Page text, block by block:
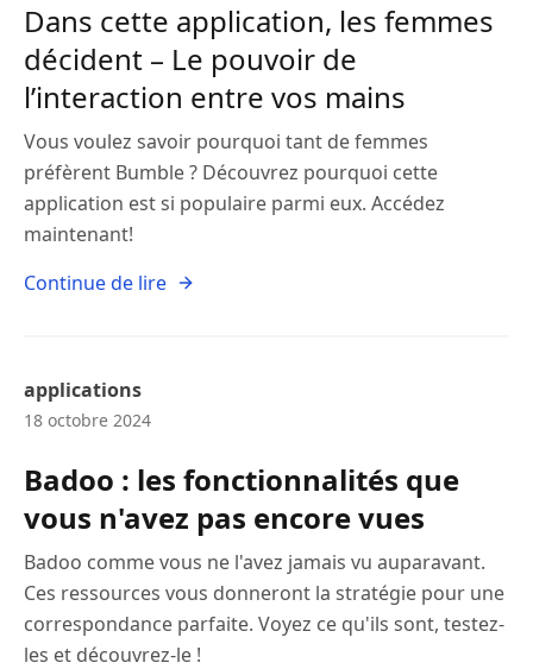
Dans cette application, les femmes
décident – Le pouvoir de
l’interaction entre vos mains
Vous voulez savoir pourquoi tant de femmes
préfèrent Bumble ? Découvrez pourquoi cette
application est si populaire parmi eux. Accédez
maintenant!
Continue de lire
applications
18 octobre 2024
Badoo : les fonctionnalités que
vous n'avez pas encore vues
Badoo comme vous ne l'avez jamais vu auparavant.
Ces ressources vous donneront la stratégie pour une
correspondance parfaite. Voyez ce qu'ils sont, testez-
les et découvrez-le !